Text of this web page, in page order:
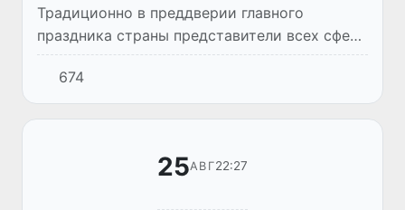
Традиционно в преддверии главного
праздника страны представители всех сфер
жизнедеятельности делятся успехами и
достижениями.
674
25АВГ22:27